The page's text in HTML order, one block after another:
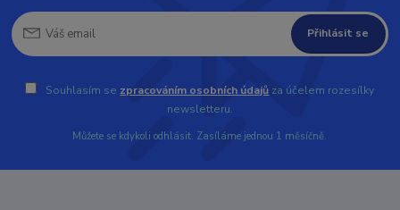
Přihlásit se
Souhlasím se zpracováním osobních údajů za účelem rozesílky
newsletteru.
Můžete se kdykoli odhlásit. Zasíláme jednou 1 měsíčně.